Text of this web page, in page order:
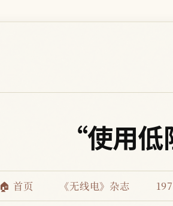
“使用
🏠 首页 《无线电》杂志